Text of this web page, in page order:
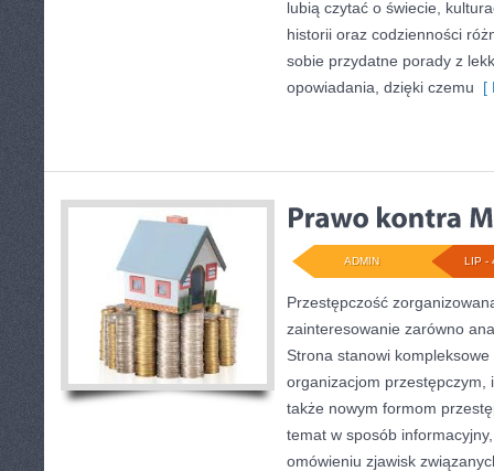
lubią czytać o świecie,
historii oraz codzienności
sobie przydatne porady z
opowiadania, dzięki czemu [
LIP -
ADMIN
Przestępczość
zainteresowanie zarówno
Strona stanowi
organizacjom przestępczym,
także nowym formom
temat w sposób
omówieniu zjawisk